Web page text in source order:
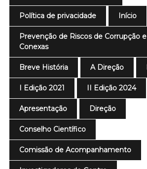
Política de privacidade Início
Prevenção de Riscos de Corrupção
Conexas
Breve História A Direção
I Edição 2021 II Edição 2024
Apresentação Direção
Conselho Científico
Comissão de Acompanhamento